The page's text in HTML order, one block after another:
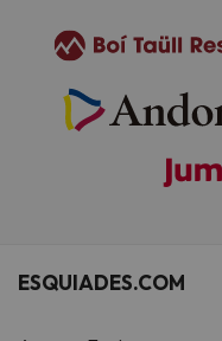
ESQUIADES.COM